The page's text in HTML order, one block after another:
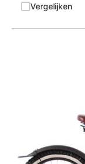
Vergelijken